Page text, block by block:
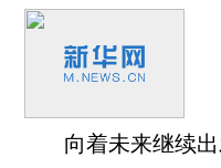
向着未来继续